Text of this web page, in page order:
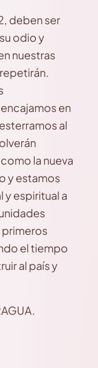
deben ser
odio y
nuestras
en
al
la nueva
y estamos
espiritual a
primeros
el tiempo
al país y